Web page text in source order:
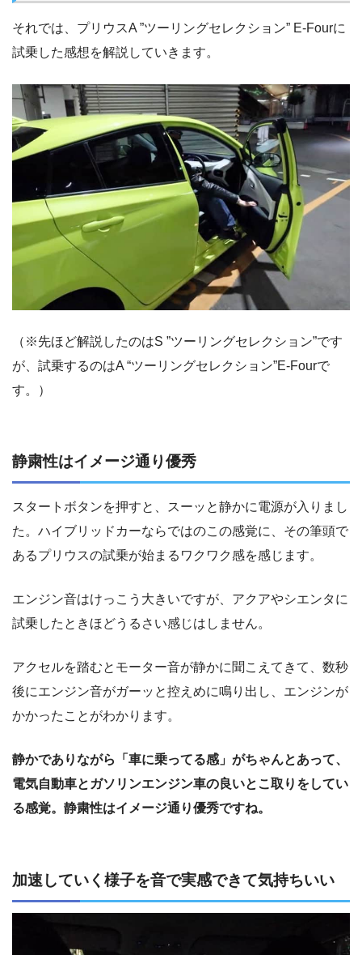
それでは、プリウスA ”ツーリングセレクション” E-Fourに
試乗した感想を解説していきます。
（※先ほど解説したのはS ”ツーリングセレクション”です
が、試乗するのはA “ツーリングセレクション”E-Fourで
す。）
静粛性はイメージ通り優秀
スタートボタンを押すと、スーッと静かに電源が入りまし
た。ハイブリッドカーならではのこの感覚に、その筆頭で
あるプリウスの試乗が始まるワクワク感を感じます。
エンジン音はけっこう大きいですが、アクアやシエンタに
試乗したときほどうるさい感じはしません。
アクセルを踏むとモーター音が静かに聞こえてきて、数秒
後にエンジン音がガーッと控えめに鳴り出し、エンジンが
かかったことがわかります。
静かでありながら「車に乗ってる感」がちゃんとあって、
電気自動車とガソリンエンジン車の良いとこ取りをしてい
る感覚。静粛性はイメージ通り優秀ですね。
加速していく様子を音で実感できて気持ちいい